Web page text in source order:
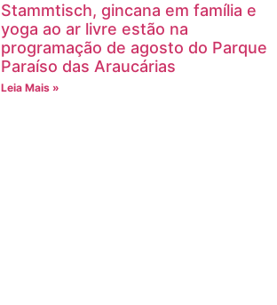
Stammtisch, gincana em família e
yoga ao ar livre estão na
programação de agosto do Parque
Paraíso das Araucárias
Leia Mais »